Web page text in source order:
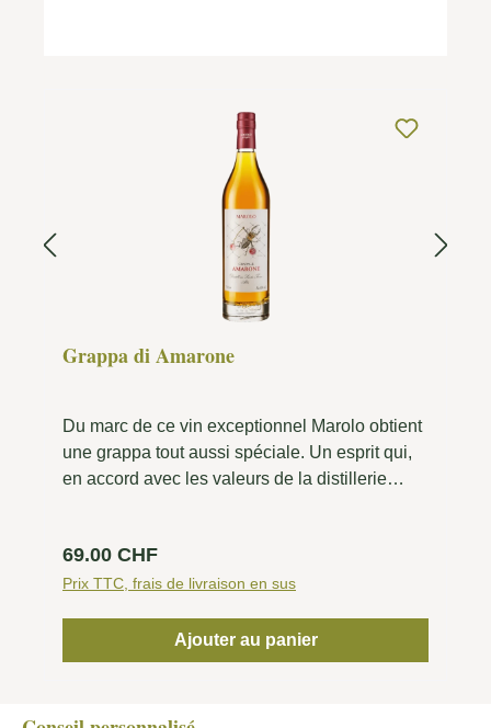
Grappa di Amarone
Du marc de ce vin exceptionnel Marolo obtient
une grappa tout aussi spéciale. Un esprit qui,
en accord avec les valeurs de la distillerie
marc de petits et très petits producteurs de
Valpolicella, qui partagent avec Marolo l'esprit
janvier, le marc d'Amarone est le dernier à être
"transformé en esprit". La distillation au bain-
Prix régulier :
69.00 CHF
Prix TTC, frais de livraison en sus
Ajouter au panier